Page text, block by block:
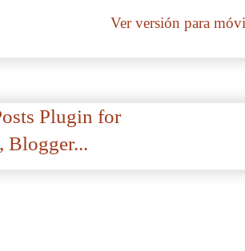
Ver versión para